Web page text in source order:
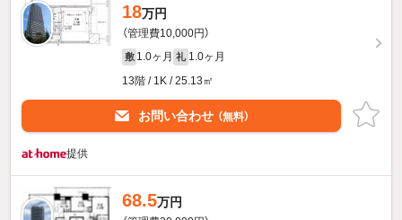
18万円
（管理費10,000円）
敷 1.0ヶ月 礼 1.0ヶ月
13階 / 1K / 25.13㎡
お問い合わせ （無料）
提供
68.5万円